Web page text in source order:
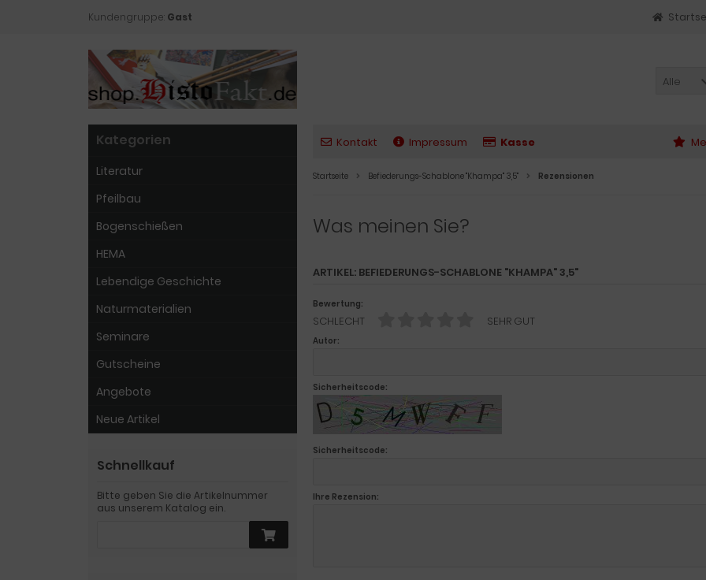
Kundengruppe: Gast
Alle
Kontakt Impressum Kasse
Startseite Befiederungs-Schablone "Khampa" 3,5" Rezensionen
Was meinen Sie?
ARTIKEL: BEFIEDERUNGS-SCHABLONE "KHAMPA" 3,5"
Bewertung:
SCHLECHT SEHR GUT
Autor:
Sicherheitscode:
Sicherheitscode:
Ihre Rezension:
Kategorien
Literatur
Pfeilbau
Bogenschießen
HEMA
Lebendige Geschichte
Naturmaterialien
Seminare
Gutscheine
Angebote
Neue Artikel
Schnellkauf
Bitte geben Sie die Artikelnummer
aus unserem Katalog ein.